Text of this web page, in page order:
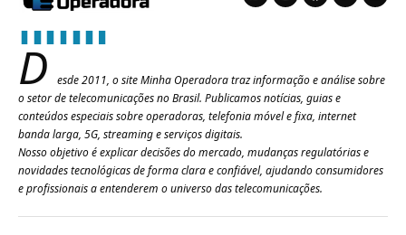
D
esde 2011, o site Minha Operadora traz informação e análise sobre
o setor de telecomunicações no Brasil. Publicamos notícias, guias e
conteúdos especiais sobre operadoras, telefonia móvel e fixa, internet
banda larga, 5G, streaming e serviços digitais.
Nosso objetivo é explicar decisões do mercado, mudanças regulatórias e
novidades tecnológicas de forma clara e confiável, ajudando consumidores
e profissionais a entenderem o universo das telecomunicações.